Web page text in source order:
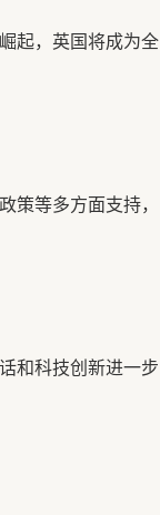
起，英国将成为全
策等多方面支持，
和科技创新进一步